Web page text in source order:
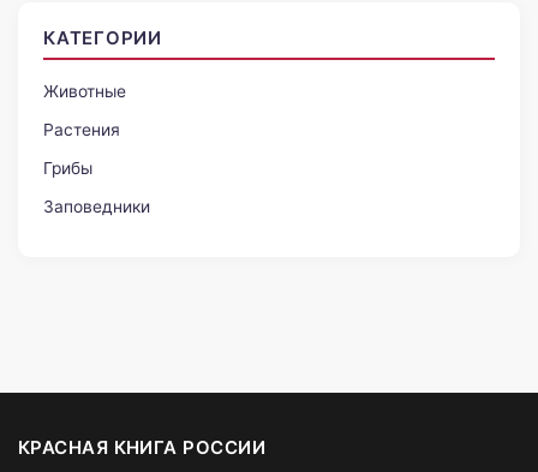
КАТЕГОРИИ
Животные
Растения
Грибы
Заповедники
КРАСНАЯ КНИГА РОССИИ